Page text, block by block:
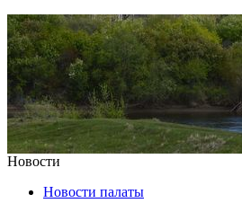
Новости
Новости палаты